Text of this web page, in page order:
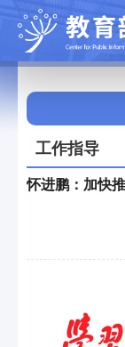
工作指导
怀进鹏：加快